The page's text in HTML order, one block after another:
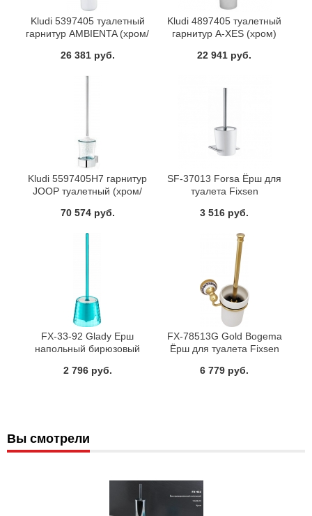
Kludi 5397405 туалетный
гарнитур AMBIENTA (хром/
26 381 руб.
Kludi 4897405 туалетный
гарнитур A-XES (хром)
22 941 руб.
Kludi 5597405H7 гарнитур
JOOP туалетный (хром/
70 574 руб.
SF-37013 Forsa Ёрш для
туалета Fixsen
3 516 руб.
FX-33-92 Glady Ерш
напольный бирюзовый
2 796 руб.
FX-78513G Gold Bogema
Ёрш для туалета Fixsen
6 779 руб.
Вы смотрели